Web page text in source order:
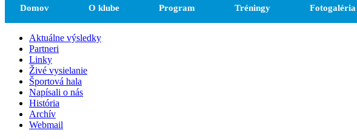
Domov O klube Program Tréningy Fotogaléria
Aktuálne výsledky
Partneri
Linky
Živé vysielanie
Športová hala
Napísali o nás
História
Archív
Webmail